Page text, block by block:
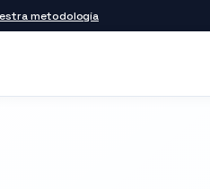
metodología